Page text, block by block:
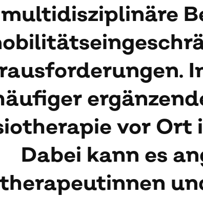
multidisziplinäre
vor Ort
Dabei kann es